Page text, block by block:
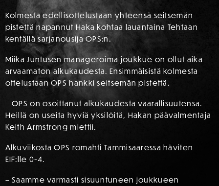
Kolmesta edellisottelustaan yhteensä seitsemän
pistettä napannut Haka kohtaa lauantaina Tehtaan
kentällä sarjanousija OPS:n.
Miika Juntusen manageroima joukkue on ollut aika
arvaamaton alkukaudesta. Ensimmäisistä kolmesta
ottelustaan OPS hankki seitsemän pistettä.
– OPS on osoittanut alkukaudesta vaarallisuutensa.
Heillä on useita hyviä yksilöitä, Hakan päävalmentaja
Keith Armstrong miettii.
Alkuviikosta OPS romahti Tammisaaressa häviten
EIF:lle 0-4.
– Saamme varmasti sisuuntuneen joukkueen